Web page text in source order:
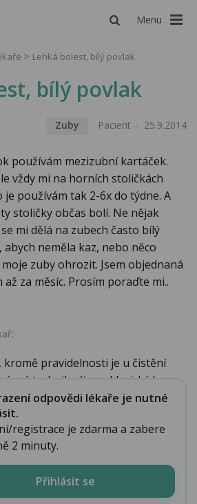
Menu
Lehká bolest, bílý povlak
bílý povlak
Zuby Pacient 25.9.2014
používám mezizubní kartáček.
vždy mi na horních stoličkách
používám tak 2-6x do týdne. A
stoličky občas bolí. Ne nějak
mi dělá na zubech často bílý
neměla kaz, nebo něco
zuby ohrozit. Jsem objednaná
za měsíc. Prosím poraďte mi..
kromě pravidelnosti je u čistění
technika (i pro klasický kar...
odpovědi lékaře je nutné
registrace je zdarma a zabere
2 minuty.
Přihlásit se